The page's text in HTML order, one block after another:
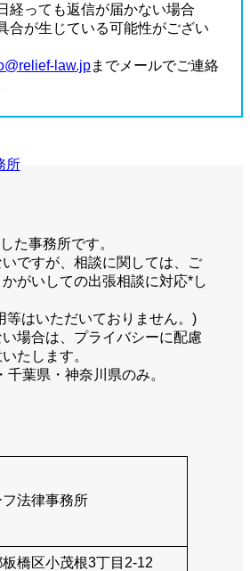
経っても返信が届かない場合
合が生じている可能性がござい
law.jpまでメールでご連絡
た事務所です。
ですが、相談に関しては、ご
がいしての出張相談に対応*し
等はいただいておりません。)
場合は、プライバシーに配慮
たします。
葉県・神奈川県のみ。
フ法律事務所
橋区小茂根3丁目2-12